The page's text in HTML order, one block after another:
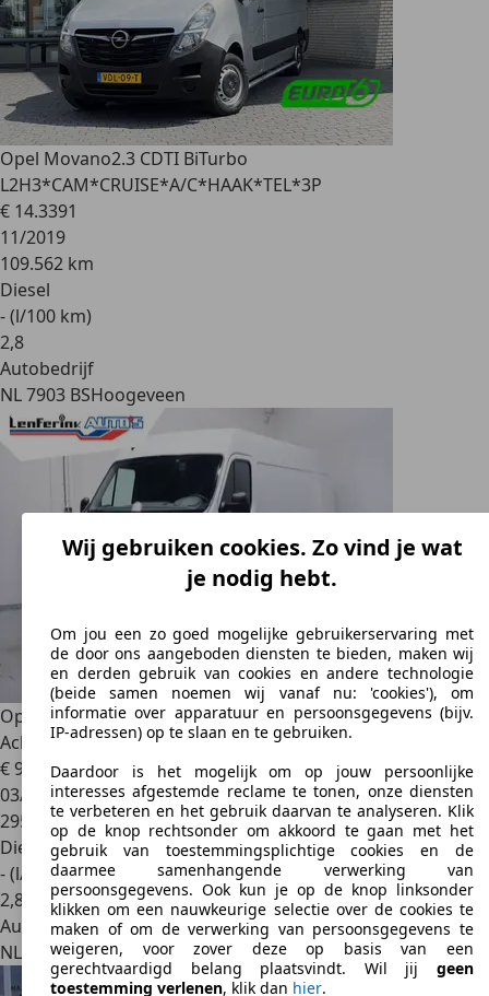
Opel Movano2.3 CDTI BiTurbo
L2H3*CAM*CRUISE*A/C*HAAK*TEL*3P
€ 14.3391
11/2019
109.562 km
Diesel
- (l/100 km)
2,8
Autobedrijf
NL 7903 BSHoogeveen
Opel Movano2.3 CDTI BiTurbo 145pk L3H2 Navi,
Achterdeuren 270
€ 9.4381
03/2017
295.788 km
Diesel
- (l/100 km)
2,8
Autobedrijf
NL 7602 PDAlmelo
Wij gebruiken cookies. Zo vind je wat
je nodig hebt.
Om jou een zo goed mogelijke gebruikerservaring met
de door ons aangeboden diensten te bieden, maken wij
en derden gebruik van cookies en andere technologie
(beide samen noemen wij vanaf nu: 'cookies'), om
informatie over apparatuur en persoonsgegevens (bijv.
IP-adressen) op te slaan en te gebruiken.
Daardoor is het mogelijk om op jouw persoonlijke
interesses afgestemde reclame te tonen, onze diensten
te verbeteren en het gebruik daarvan te analyseren. Klik
op de knop rechtsonder om akkoord te gaan met het
gebruik van toestemmingsplichtige cookies en de
daarmee samenhangende verwerking van
persoonsgegevens. Ook kun je op de knop linksonder
klikken om een nauwkeurige selectie over de cookies te
maken of om de verwerking van persoonsgegevens te
weigeren, voor zover deze op basis van een
gerechtvaardigd belang plaatsvindt. Wil jij geen
toestemming verlenen, klik dan hier.